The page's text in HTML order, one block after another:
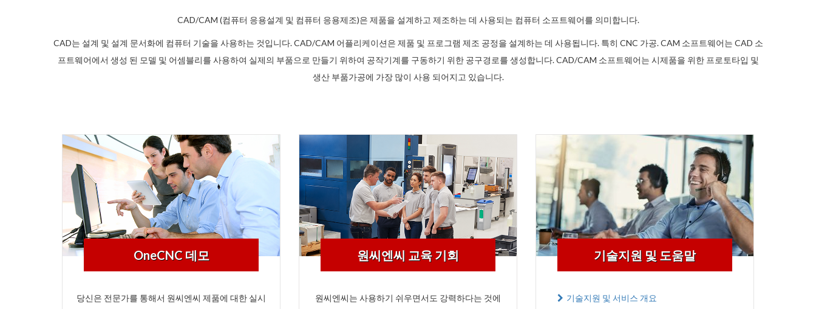
CAD/CAM (컴퓨터 응용설계 및 컴퓨터 응용제조)은 제품을 설계하고 제조하는 데 사용되는 컴퓨터 소프트웨어를 의미합니다.
CAD는 설계 및 설계 문서화에 컴퓨터 기술을 사용하는 것입니다. CAD/CAM 어플리케이션은 제품 및 프로그램 제조 공정을 설계하는 데 사용됩니다. 특히 CNC 가공. CAM 소프트웨어는 CAD 소
프트웨어에서 생성 된 모델 및 어셈블리를 사용하여 실제의 부품으로 만들기 위하여 공작기계를 구동하기 위한 공구경로를 생성합니다. CAD/CAM 소프트웨어는 시제품을 위한 프로토타입 및
생산 부품가공에 가장 많이 사용 되어지고 있습니다.
OneCNC 데모
당신은 전문가를 통해서 원씨엔씨 제품에 대한 실시
원씨엔씨 교육 기회
원씨엔씨는 사용하기 쉬우면서도 강력하다는 것에
기술지원 및 도움말
기술지원 및 서비스 개요